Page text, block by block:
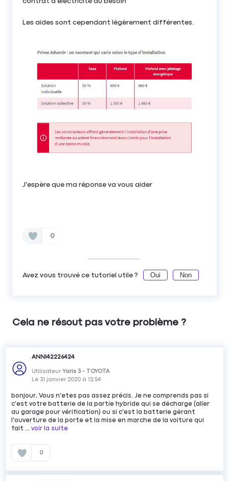
Les aides sont cependant légèrement différentes.
J'espère que ma réponse va vous aider
0
Avez vous trouvé ce tutoriel utile ? Oui Non
Cela ne résout pas votre problème ?
ANNI42226424
UtilisateurYaris 3 - TOYOTA
Le 31 janvier 2020 à12:54
bonjour, Vous n'etes pas assez précis. Je ne comprends pas si
c'est votre batterie de la partie hybride qui se décharge (aller
au garage pour vérification) ou si c'est la batterie gérant
l'ouverture de la porte et la mise en marche de la voiture qui
fait ...voir la suite
0